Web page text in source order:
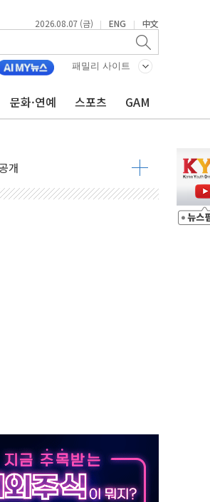
2026.08.07 (금) | ENG | 中文
패밀리 사이트
문화·연예 스포츠 GAM
...이주 대란도 제한적
격차 확대 막아야"
개
물류센터' 전환
호남 경선 앞두고 총력전
사
개발 사업성 개선↑
육성